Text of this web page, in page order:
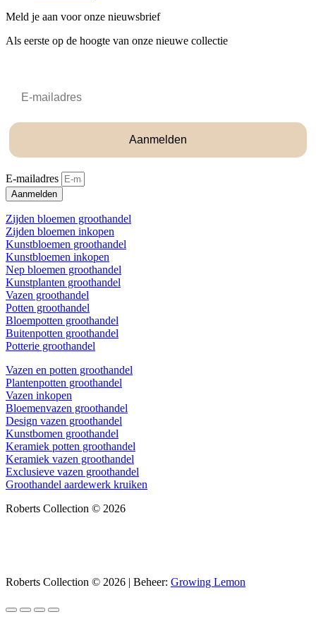
Meld je aan voor onze nieuwsbrief
Als eerste op de hoogte van onze nieuwe collectie
Aanmelden
E-mailadres
Aanmelden
Zijden bloemen groothandel
Zijden bloemen inkopen
Kunstbloemen groothandel
Kunstbloemen inkopen
Nep bloemen groothandel
Kunstplanten groothandel
Vazen groothandel
Potten groothandel
Bloempotten groothandel
Buitenpotten groothandel
Potterie groothandel
Vazen en potten groothandel
Plantenpotten groothandel
Vazen inkopen
Bloemenvazen groothandel
Design vazen groothandel
Kunstbomen groothandel
Keramiek potten groothandel
Keramiek vazen groothandel
Exclusieve vazen groothandel
Groothandel aardewerk kruiken
Roberts Collection © 2026
Roberts Collection © 2026 | Beheer: Growing Lemon